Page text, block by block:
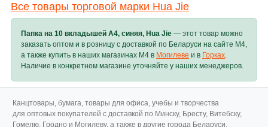
Все товары торговой марки Hua Jie
Папка на 10 вкладышей А4, синяя, Hua Jie — этот товар можно
заказать оптом и в розницу с доставкой по Беларуси на сайте M4,
а также купить в наших магазинах M4 в Могилеве и в Горках.
Наличие в конкретном магазине уточняйте у наших менеджеров.
Канцтовары, бумага, товары для офиса, учебы и творчества
для оптовых покупателей с доставкой по Минску, Бресту, Витебску,
Гомелю, Гродно и Могилеву, а также в другие города Беларуси.